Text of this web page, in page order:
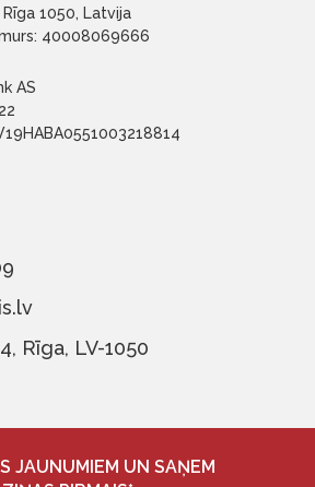
1050, Latvija
40008069666
AS
Rīga, LV-1050
JAUNUMIEM UN SAŅEM